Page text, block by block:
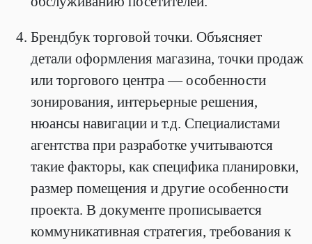
Брендбук торговой точки. Объясняет
детали оформления магазина, точки продаж
или торгового центра — особенности
зонирования, интерьерные решения,
нюансы навигации и т.д. Специалистами
агентства при разработке учитываются
такие факторы, как специфика планировки,
размер помещения и другие особенности
проекта. В документе прописывается
коммуникативная стратегия, требования к